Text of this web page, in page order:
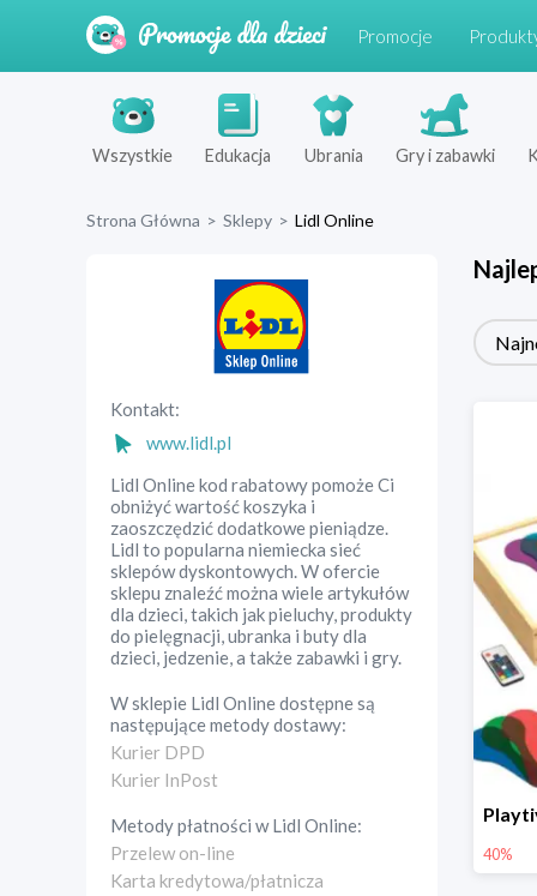
Promocje
Wszystkie Edukacja Ubrania Gry i zabawki
Strona Główna > Sklepy > Lidl Online
Kontakt:
www.lidl.pl
Lidl Online kod rabatowy pomoże Ci
obniżyć wartość koszyka i
zaoszczędzić dodatkowe pieniądze.
Lidl to popularna niemiecka sieć
sklepów dyskontowych. W ofercie
sklepu znaleźć można wiele artykułów
dla dzieci, takich jak pieluchy, produkty
do pielęgnacji, ubranka i buty dla
dzieci, jedzenie, a także zabawki i gry.
W sklepie Lidl Onlinedostępne są
następujące metody dostawy:
Kurier DPD
Kurier InPost
Metody płatności wLidl Online:
Przelew on-line
Karta kredytowa/płatnicza
40%